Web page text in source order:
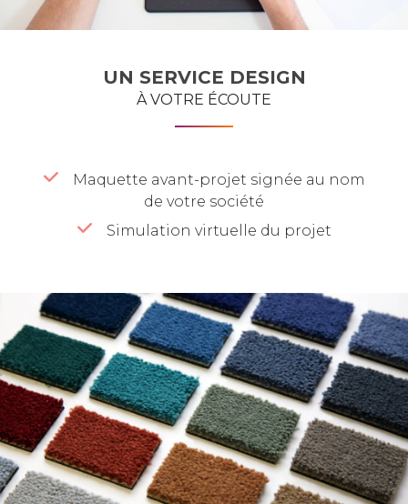
UN SERVICE DESIGN
À VOTRE ÉCOUTE
Maquette avant-projet signée au nom
de votre société
Simulation virtuelle du projet